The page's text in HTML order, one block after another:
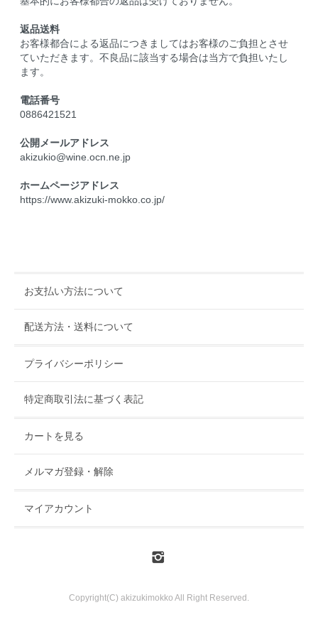
返品送料
お客様都合による返品につきましてはお客様のご負担とさせ
ていただきます。不良品に該当する場合は当方で負担いたし
ます。
電話番号
0886421521
公開メールアドレス
akizukio@wine.ocn.ne.jp
ホームページアドレス
https://www.akizuki-mokko.co.jp/
お支払い方法について
配送方法・送料について
プライバシーポリシー
特定商取引法に基づく表記
カートを見る
メルマガ登録・解除
マイアカウント
Copyright(C) akizukimokko All Right Reserved.